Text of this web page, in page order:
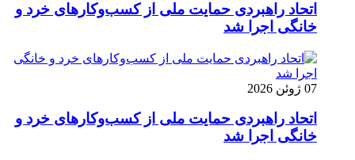
اتحاد راهبردی حمایت ملی از کسب‌وکارهای خرد و
خانگی اجرا شد
07 ژوئن 2026
اتحاد راهبردی حمایت ملی از کسب‌وکارهای خرد و
خانگی اجرا شد